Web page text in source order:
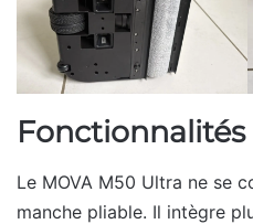
Le MOVA M50 Ultra ne se
manche pliable. Il intègre